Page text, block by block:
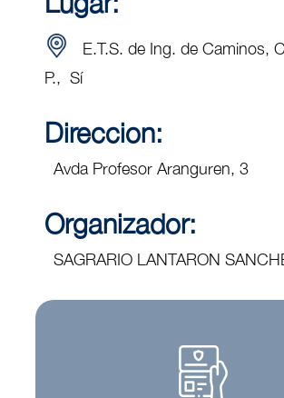
E.T.S. de Ing. de Caminos,
P., Sí
Direccion:
Avda Profesor Aranguren, 3
Organizador:
SAGRARIO LANTARON